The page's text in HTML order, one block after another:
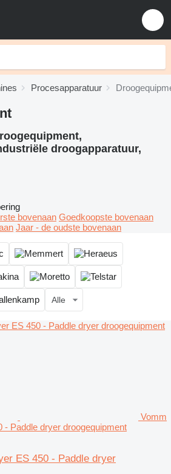
Procesapparatuur
droogapparatuur,
bovenaan Goedkoopste bovenaan
Jaar - de oudste bovenaan
Alle
Vomm
- Paddle dryer droogequipment
ES 450 - Paddle dryer